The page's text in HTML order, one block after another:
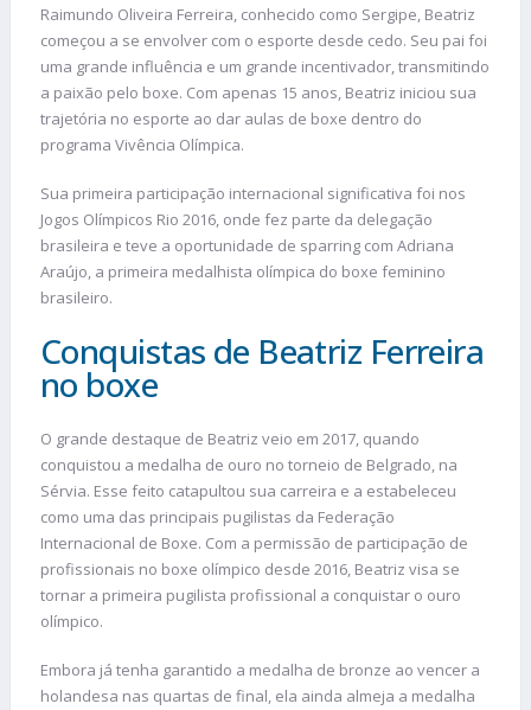
Raimundo Oliveira Ferreira, conhecido como Sergipe, Beatriz
começou a se envolver com o esporte desde cedo. Seu pai foi
uma grande influência e um grande incentivador, transmitindo
a paixão pelo boxe. Com apenas 15 anos, Beatriz iniciou sua
trajetória no esporte ao dar aulas de boxe dentro do
programa Vivência Olímpica.
Sua primeira participação internacional significativa foi nos
Jogos Olímpicos Rio 2016, onde fez parte da delegação
brasileira e teve a oportunidade de sparring com Adriana
Araújo, a primeira medalhista olímpica do boxe feminino
brasileiro.
Conquistas de Beatriz Ferreira
no boxe
O grande destaque de Beatriz veio em 2017, quando
conquistou a medalha de ouro no torneio de Belgrado, na
Sérvia. Esse feito catapultou sua carreira e a estabeleceu
como uma das principais pugilistas da Federação
Internacional de Boxe. Com a permissão de participação de
profissionais no boxe olímpico desde 2016, Beatriz visa se
tornar a primeira pugilista profissional a conquistar o ouro
olímpico.
Embora já tenha garantido a medalha de bronze ao vencer a
holandesa nas quartas de final, ela ainda almeja a medalha